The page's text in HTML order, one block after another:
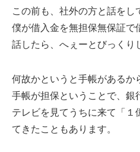
この前も、社外の方と話をし
僕が借入金を無担保無保証で
話したら、へぇーとびっくり
何故かというと手帳があるか
手帳が担保ということで、銀
テレビを見てうちに来て「１
てきたこともあります。